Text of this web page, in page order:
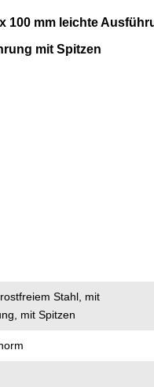
100 mm leichte
mit Spitzen
rostfreiem Stahl , mit
, mit Spitzen